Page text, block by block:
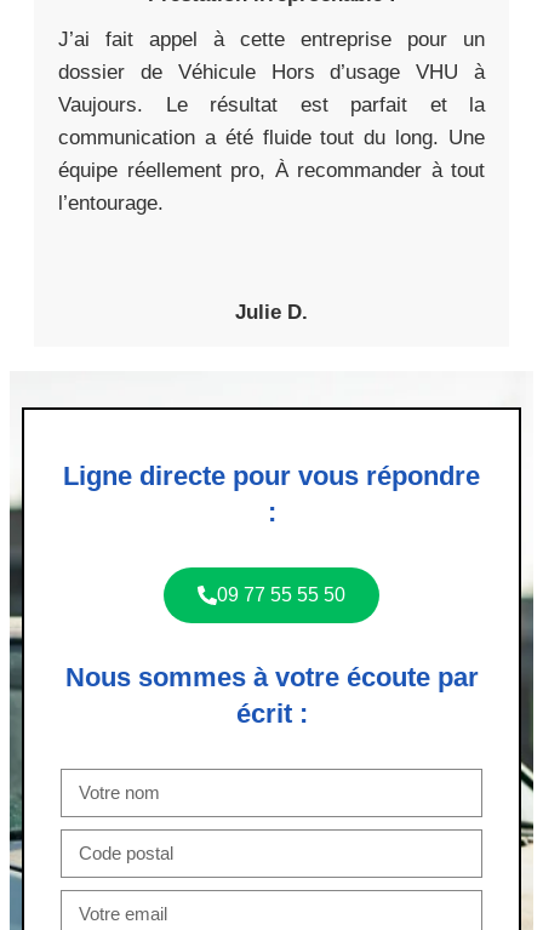
J’ai fait appel à cette entreprise pour un
dossier de Véhicule Hors d’usage VHU à
Vaujours. Le résultat est parfait et la
communication a été fluide tout du long. Une
équipe réellement pro, À recommander à tout
l’entourage.
Julie D.
Ligne directe pour vous répondre
:
09 77 55 55 50
Nous sommes à votre écoute par
écrit :